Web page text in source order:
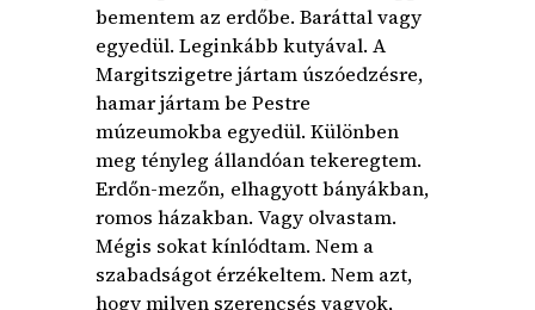
bementem az erdőbe. Baráttal vagy
egyedül. Leginkább kutyával. A
Margitszigetre jártam úszóedzésre,
hamar jártam be Pestre
múzeumokba egyedül. Különben
meg tényleg állandóan tekeregtem.
Erdőn-mezőn, elhagyott bányákban,
romos házakban. Vagy olvastam.
Mégis sokat kínlódtam. Nem a
szabadságot érzékeltem. Nem azt,
hogy milyen szerencsés vagyok,